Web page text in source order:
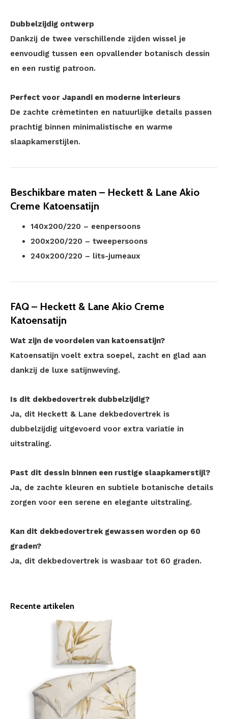
Dubbelzijdig ontwerp
Dankzij de twee verschillende zijden wissel je
eenvoudig tussen een opvallender botanisch dessin
en een rustig patroon.
Perfect voor Japandi en moderne interieurs
De zachte crèmetinten en natuurlijke details passen
prachtig binnen minimalistische en warme
slaapkamerstijlen.
Beschikbare maten – Heckett & Lane Akio
Creme Katoensatijn
140x200/220 – eenpersoons
200x200/220 – tweepersoons
240x200/220 – lits-jumeaux
FAQ – Heckett & Lane Akio Creme
Katoensatijn
Wat zijn de voordelen van katoensatijn?
Katoensatijn voelt extra soepel, zacht en glad aan
dankzij de luxe satijnweving.
Is dit dekbedovertrek dubbelzijdig?
Ja, dit Heckett & Lane dekbedovertrek is
dubbelzijdig uitgevoerd voor extra variatie in
uitstraling.
Past dit dessin binnen een rustige slaapkamerstijl?
Ja, de zachte kleuren en subtiele botanische details
zorgen voor een serene en elegante uitstraling.
Kan dit dekbedovertrek gewassen worden op 60
graden?
Ja, dit dekbedovertrek is wasbaar tot 60 graden.
Recente artikelen